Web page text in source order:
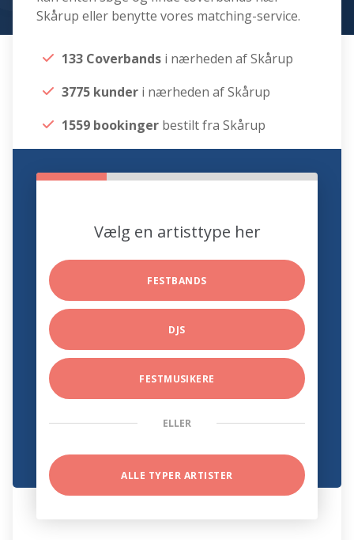
Skårup eller benytte vores matching-service.
133 Coverbands i nærheden af Skårup
3775 kunder i nærheden af Skårup
1559 bookinger bestilt fra Skårup
Vælg en artisttype her
FESTBANDS
DJS
FESTMUSIKERE
ELLER
ALLE TYPER ARTISTER